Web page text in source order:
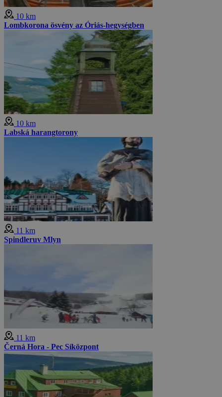
10 km
Lombkorona ösvény az Óriás-hegységben
10 km
Labská harangtorony
11 km
Spindleruv Mlyn
11 km
Černá Hora - Pec Síközpont